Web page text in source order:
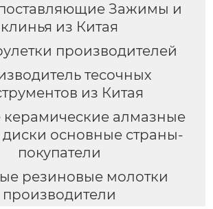
Зажимы и
клинья из Китая
производителей
тесочных
из Китая
алмазные
основные страны-
покупатели
резиновые молотки
производители